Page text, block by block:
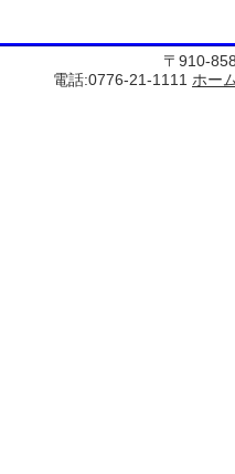
〒910-
電話:0776-21-1111 ホー